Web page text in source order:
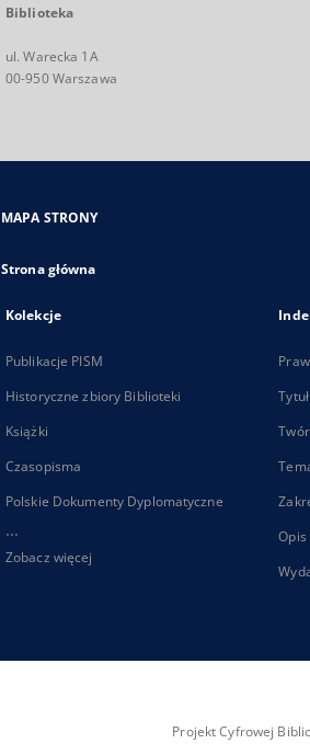
Biblioteka
ul. Warecka 1A
00-950 Warszawa
MAPA STRONY
Strona główna
Kolekcje
Publikacje PISM
Historyczne zbiory Biblioteki
Książki
Czasopisma
Polskie Dokumenty Dyplomatyczne
...
Zobacz więcej
Tytuł
Opis
Projekt Cyfrowej